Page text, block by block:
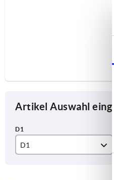
Artikel Auswahl
D1